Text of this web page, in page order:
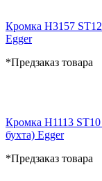
Кромка H3157
Egger
*Предзаказ товара
Кромка H1113
бухта) Egger
*Предзаказ товара